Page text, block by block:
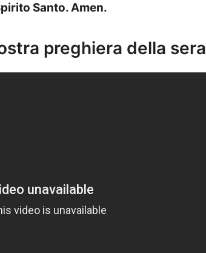
Santo. Amen.
preghiera della sera